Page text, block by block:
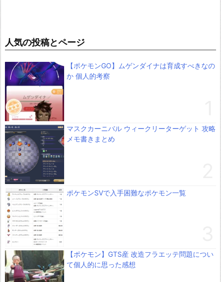
人気の投稿とページ
【ポケモンGO】ムゲンダイナは育成すべきなの
か 個人的考察
マスクカーニバル ウィークリーターゲット 攻略
メモ書きまとめ
ポケモンSVで入手困難なポケモン一覧
【ポケモン】GTS産 改造フラエッテ問題につい
て個人的に思った感想